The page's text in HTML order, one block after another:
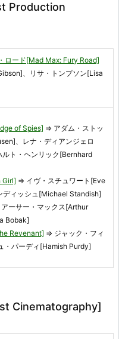
Production
ロード[Mad Max: Fury Road]
、リサ・トンプソン[Lisa
of Spies] ⇒ アダム・ストッ
、レナ・ディアンジェロ
ト・ヘンリック[Bernhard
Girl] ⇒ イヴ・スチュワート[Eve
ィッシュ[Michael Standish]
ーサー・マックス[Arthur
Bobak]
Revenant] ⇒ ジャック・フィ
・パーディ[Hamish Purdy]
Cinematography]